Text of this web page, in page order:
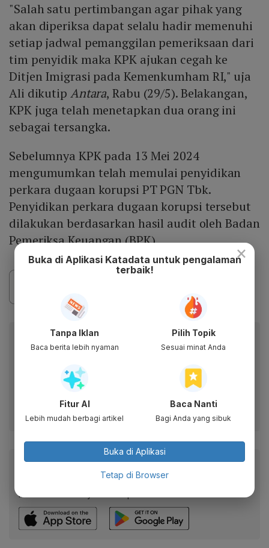
"Salah satu pertimbangan agar pihak yang
akan diperiksa dapat selalu hadir memenuhi
setiap jadwal pemanggilan pemeriksaan dari
tim penyidik maka KPK ajukan cegah ke
Ditjen Imigrasi pada Kemenkumham RI," uja
Ali dikutip Antara, Rabu (29/5). Belakangan,
KPK juga telah menetapkan dua orang ini
sebagai tersangka.
Sebelumnya KPK pada 13 Mei 2024
mengumumkan telah memulai penyidikan
perkara dugaan korupsi PT PGN Tbk.
Penyidikan perkara dugaan korupsi tersebut
dilakukan berdasarkan hasil audit oleh Badan
Pemeriksa Keuangan (BPK).
Berita Katadata.co.id di WhatsApp
Dapatkan akses cepat ke berita terkini dan data
berharga dari WhatsApp Channel Katadata.co.id
Ikuti kami
Baca artikel ini lewat aplikasi mobile.
Dapatkan pengalaman membaca lebih nyaman dan nikmati
fitur menarik lainnya lewat aplikasi mobile Katadata.
×
Buka di Aplikasi Katadata untuk pengalaman
terbaik!
Tanpa Iklan
Baca berita lebih nyaman
Pilih Topik
Sesuai minat Anda
Fitur AI
Lebih mudah berbagi artikel
Baca Nanti
Bagi Anda yang sibuk
Buka di Aplikasi
Tetap di Browser